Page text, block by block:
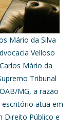
Mário da Silva
Velloso
Mário da
Tribunal
MG, a razão
escritório atua em
Direito Público e